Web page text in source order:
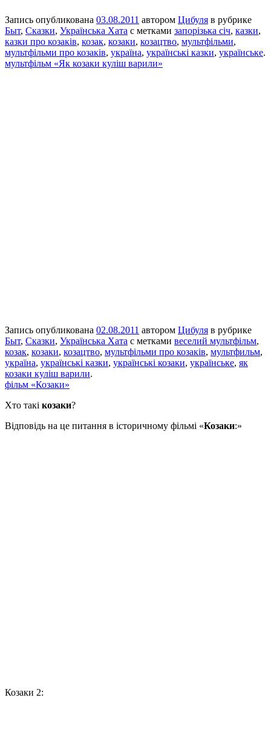
Запись опубликована 03.08.2011 автором Цибуля в рубрике
Быт, Сказки, Українська Хата с метками запорізька січ, казки,
казки про козаків, козак, козаки, козацтво, мультфільми,
мультфільми про козаків, україна, українські казки, українське.
мультфільм «Як козаки куліш варили»
Запись опубликована 02.08.2011 автором Цибуля в рубрике
Быт, Сказки, Українська Хата с метками веселий мультфільм,
козак, козаки, козацтво, мультфільми про козаків, мультфильм,
україна, українські казки, українські козаки, українське, як
козаки куліш варили.
фільм «Козаки»
Хто такі козаки?
Відповідь на це питання в історичному фільмі «Козаки:»
Козаки 2: